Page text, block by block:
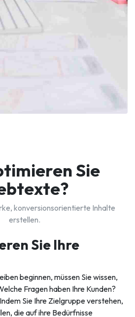
Sie
konversionsorientierte Inhalte
erstellen.
Sie Ihre
beginnen, müssen Sie wissen,
Fragen haben Ihre Kunden?
Sie Ihre Zielgruppe verstehen,
die auf ihre Bedürfnisse